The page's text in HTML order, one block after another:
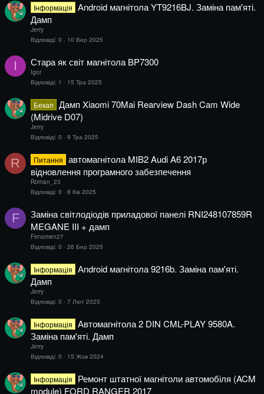
Інформація
Аndroid магнітола YT9216BJ. Заміна пам'яті.
Дамп
Jerry
Відповіді 0 10 Вер 2025
I Стара як світ магнітола BP7300
Igor
Відповіді 1 15 Тра 2025
Бекап
Дамп Xiaomi 70Mai Rearview Dash Cam Wide
(Midrive D07)
Jerry
Відповіді 0 9 Тра 2025
R Питання
автомагнітола MIB2 Audi A6 2017р
відновлення програмного забезпечення
Roman_23
Відповіді 0 8 Кві 2025
F
Заміна світлодіодів приладової панелі RNI248107859R
MEGANE III + дамп
Fenomen27
Відповіді 0 26 Бер 2025
Інформація
Аndroid магнітола 9216b. Заміна пам'яті.
Дамп
Jerry
Відповіді 0 7 Лют 2025
Інформація
Автомагнітола 2 DIN CML-PLAY 9580A.
Заміна пам'яті. Дамп
Jerry
Відповіді 0 15 Жов 2024
Інформація
Ремонт штатної магнітоли автомобіля (ACM
module) FORD RANGER 2017